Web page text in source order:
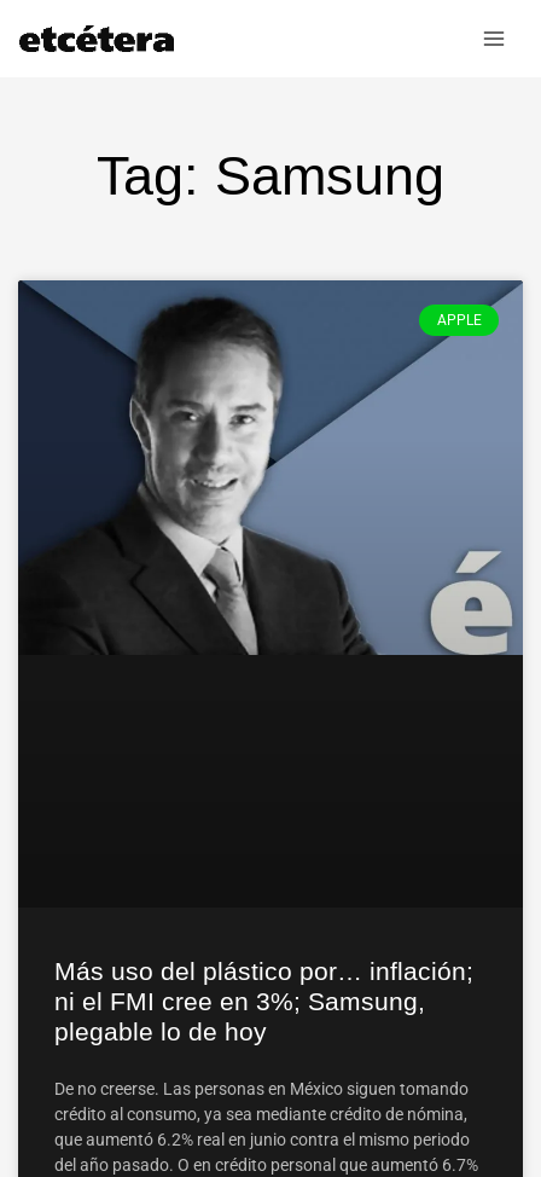
Tag: Samsung
APPLE
Más uso del plástico por… inflación;
ni el FMI cree en 3%; Samsung,
plegable lo de hoy
De no creerse. Las personas en México siguen tomando
cré­dito al consumo, ya sea mediante crédito de nómina,
que aumentó 6.2% real en junio contra el mismo periodo
del año pasado. O en crédito personal que aumentó 6.7%